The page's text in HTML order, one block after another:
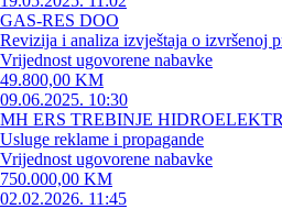
GAS-RES DOO
Revizija i analiza izvještaja o izvršenoj
Vrijednost ugovorene nabavke
49.800,00 KM
09.06.2025. 10:30
MH ERS TREBINJE
Usluge reklame i propagande
Vrijednost ugovorene nabavke
750.000,00 KM
02.02.2026. 11:45